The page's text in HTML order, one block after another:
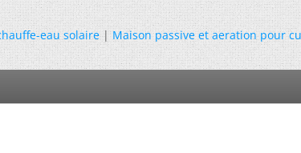
eau solaire|Maison passive et aeration pour